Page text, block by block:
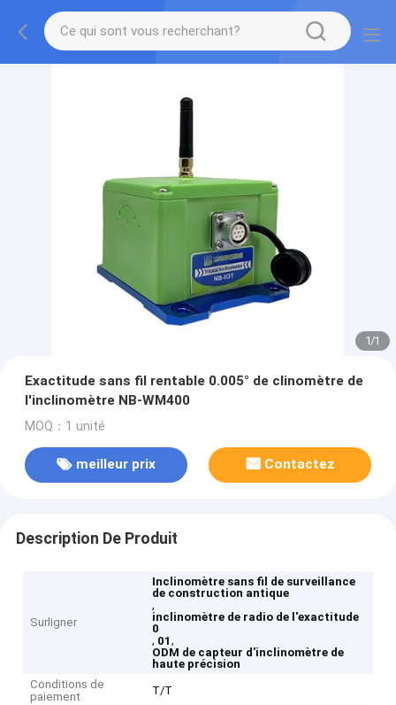
1/1
Exactitude sans fil rentable 0.005° de clinomètre de
l'inclinomètre NB-WM400
MOQ：1 unité
meilleur prix Contactez
Description De Produit
Surligner
Inclinomètre sans fil de surveillance
de construction antique
,
inclinomètre de radio de l'exactitude
0
, 01,
ODM de capteur d'inclinomètre de
haute précision
Conditions de
paiement
T/T